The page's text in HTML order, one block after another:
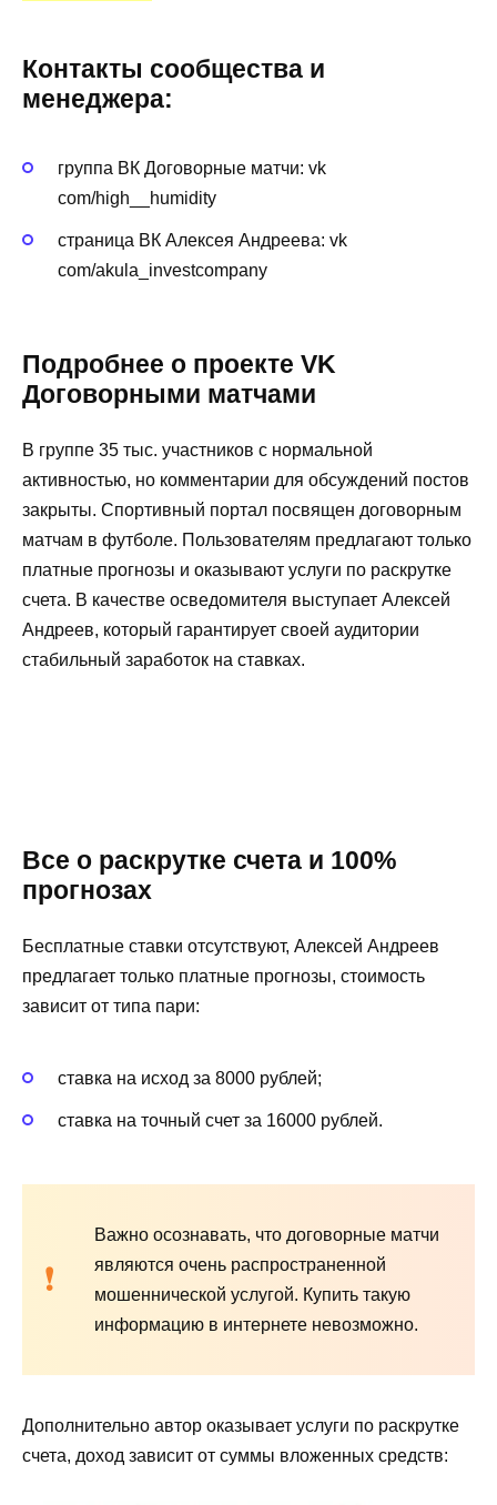
Контакты сообщества и
менеджера:
группа ВК Договорные матчи: vk
com/high__humidity
страница ВК Алексея Андреева: vk
com/akula_investcompany
Подробнее о проекте VK
Договорными матчами
В группе 35 тыс. участников с нормальной
активностью, но комментарии для обсуждений постов
закрыты. Спортивный портал посвящен договорным
матчам в футболе. Пользователям предлагают только
платные прогнозы и оказывают услуги по раскрутке
счета. В качестве осведомителя выступает Алексей
Андреев, который гарантирует своей аудитории
стабильный заработок на ставках.
Все о раскрутке счета и 100%
прогнозах
Бесплатные ставки отсутствуют, Алексей Андреев
предлагает только платные прогнозы, стоимость
зависит от типа пари:
ставка на исход за 8000 рублей;
ставка на точный счет за 16000 рублей.
Важно осознавать, что договорные матчи
являются очень распространенной
мошеннической услугой. Купить такую
информацию в интернете невозможно.
Дополнительно автор оказывает услуги по раскрутке
счета, доход зависит от суммы вложенных средств: